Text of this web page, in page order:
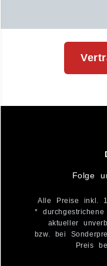
Folge
Alle Preise inkl.
*
aktueller
bzw. bei
Preis